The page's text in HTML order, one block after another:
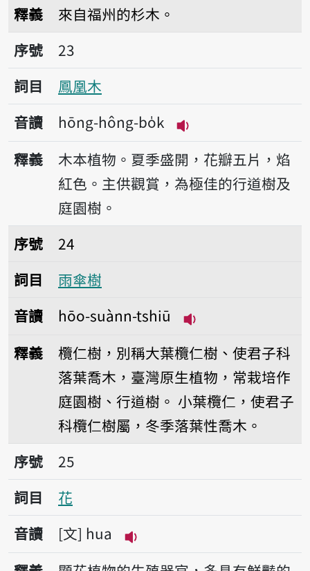
釋義
來自福州的杉木。
序號23鳳凰木
序號
23
詞目
鳳凰木
音讀
hōng-hông-bo̍k
播放音讀hōng-
釋義
木本植物。夏季盛開，花瓣五片，焰
紅色。主供觀賞，為極佳的行道樹及
庭園樹。
序號24雨傘樹
序號
24
詞目
雨傘樹
音讀
hōo-suànn-tshiū
釋義
欖仁樹，別稱大葉欖仁樹、使君子科
落葉喬木，臺灣原生植物，常栽培作
庭園樹、行道樹。 小葉欖仁，使君子
科欖仁樹屬，冬季落葉性喬木。
序號25花
序號
25
詞目
花
音讀
文 hua
播放音讀hua